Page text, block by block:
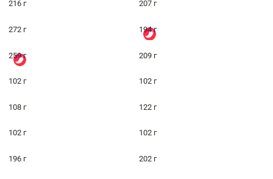
216 г 207 г
272 г 194 г
259 г 209 г
102 г 102 г
108 г 122 г
102 г 102 г
196 г 202 г